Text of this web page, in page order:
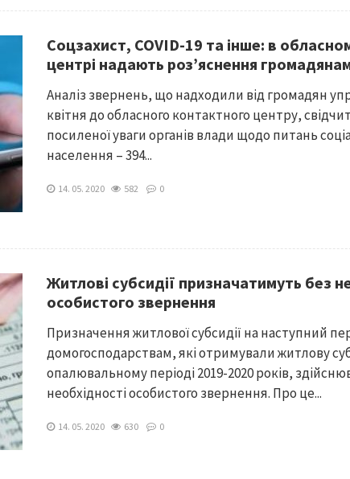
Соцзахист, COVID-19 та інше: в
центрі надають роз’яснення
Аналіз звернень, що надходили від громадян
квітня до обласного контактного центру,
посиленої уваги органів влади щодо питань
населення – 394...
14. 05. 2020 582 0
Житлові субсидії призначатимуть без
особистого звернення
Призначення житлової субсидії на наступний
домогосподарствам, які отримували житлову
опалювальному періоді 2019-2020 років,
необхідності особистого звернення. Про це...
14. 05. 2020 630 0